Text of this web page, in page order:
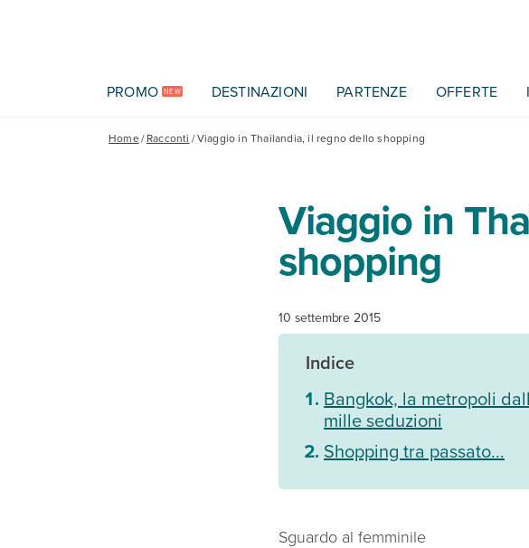
PROMO NEW DESTINAZIONI PARTENZE OFFERTE
Home/Racconti /Viaggio in Thailandia, il regno dello shopping
Viaggio in
shopping
10 settembre 2015
Indice
Bangkok, la metropoli
mille seduzioni
Shopping tra passato...
Sguardo al femminile